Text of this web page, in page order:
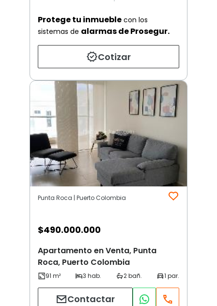
Protege tu inmueble con los
sistemas de alarmas de Prosegur.
Cotizar
Punta Roca | Puerto Colombia
$490.000.000
Apartamento en Venta, Punta
Roca, Puerto Colombia
Contactar